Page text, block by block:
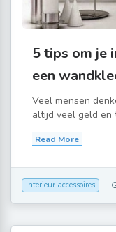
5 tips om je
een
Veel mensen
altijd veel geld en
Read More
Interieur accessoires